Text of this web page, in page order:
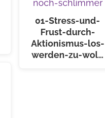
01-Stress-und-
Frust-durch-
Aktionismus-los-
werden-zu-wol…